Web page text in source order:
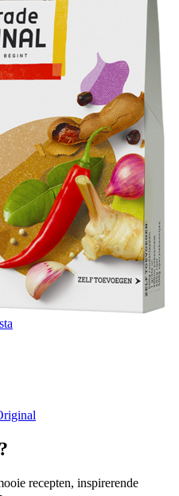
recepten, inspirerende